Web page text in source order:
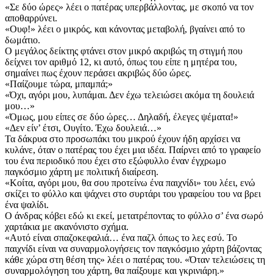
«Σε δύο ώρες» λέει ο πατέρας υπερβάλλοντας, με σκοπό να τον
αποθαρρύνει.
«Ουφ!» λέει ο μικρός, και κάνοντας μεταβολή, βγαίνει από το
δωμάτιο.
Ο μεγάλος δείκτης φτάνει στον μικρό ακριβώς τη στιγμή που
δείχνει τον αριθμό 12, κι αυτό, όπως του είπε η μητέρα του,
σημαίνει πως έχουν περάσει ακριβώς δύο ώρες.
«Παίζουμε τώρα, μπαμπά;»
«Όχι, αγόρι μου, λυπάμαι. Δεν έχω τελειώσει ακόμα τη δουλειά
μου…»
«Όμως, μου είπες σε δύο ώρες… Δηλαδή, έλεγες ψέματα!»
«Δεν είν’ έτσι, Ουγίτο. Έχω δουλειά…»
Τα δάκρυα στο προσωπάκι του μικρού έχουν ήδη αρχίσει να
κυλάνε, όταν ο πατέρας του έχει μια ιδέα. Παίρνει από το γραφείο
του ένα περιοδικό που έχει στο εξώφυλλο έναν έγχρωμο
παγκόσμιο χάρτη με πολιτική διαίρεση.
«Κοίτα, αγόρι μου, θα σου προτείνω ένα παιχνίδι» του λέει, ενώ
σκίζει το φύλλο και ψάχνει στο συρτάρι του γρα­φείου του να βρει
ένα ψαλίδι.
Ο άνδρας κόβει εδώ κι εκεί, μετατρέποντας το φύλλο σ’ ένα σωρό
χαρτάκια με ακανόνιστο σχήμα.
«Αυτό είναι σπαζοκεφαλιά… ένα παζλ όπως το λες εσύ. Το
παιχνίδι είναι να συναρμολογήσεις τον παγκόσμιο χάρτη βάζοντας
κάθε χώρα στη θέση της» λέει ο πατέρας του. «Όταν τελειώσεις τη
συναρμολόγηση του χάρτη, θα παίξουμε και γκρινιάρη.»